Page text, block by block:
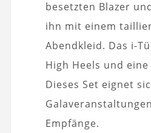
besetzten Blazer
ihn mit einem
Abendkleid. Das i-
High Heels und
Dieses Set eignet
Empfänge.